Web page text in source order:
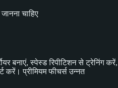
चाहिए
बनाएं, स्पेस्ड रिपीटिशन से ट्रेनिंग करें,
करें। प्रीमियम फीचर्स उन्नत